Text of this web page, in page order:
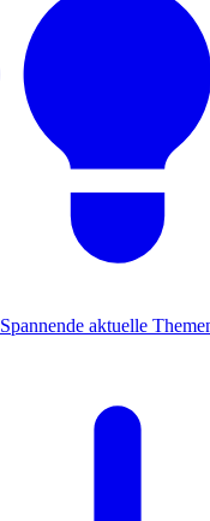
Spannende aktuelle